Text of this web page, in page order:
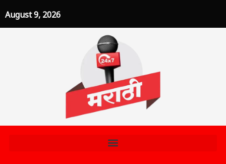
Skip
to
August 9, 2026